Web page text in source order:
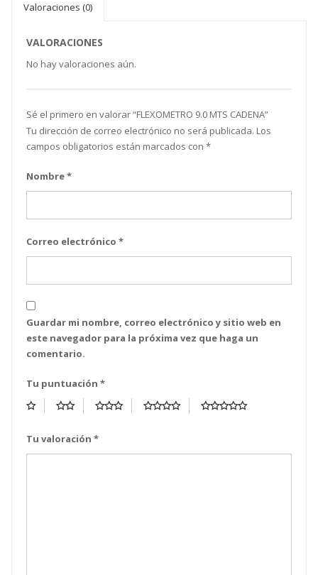
Valoraciones (0)
VALORACIONES
No hay valoraciones aún.
Sé el primero en valorar “ FLEXOMETRO 9.0 MTS CADENA”
Tu dirección de correo electrónico no será publicada. Los
campos obligatorios están marcados con *
Nombre*
Correo electrónico *
Guardar mi nombre, correo electrónico y sitio web en
este navegador para la próxima vez que haga un
comentario.
Tu puntuación *
Tu valoración *